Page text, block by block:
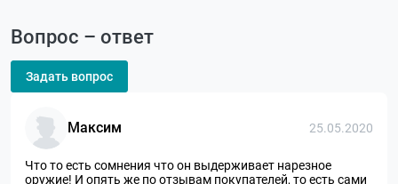
Вопрос – ответ
Задать вопрос
Максим 25.05.2020
Что то есть сомнения что он выдерживает нарезное
оружие! И опять же по отзывам покупателей, то есть сами